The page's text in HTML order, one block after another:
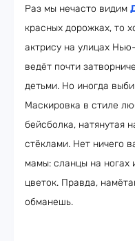
Раз мы нечасто видим
красных дорожках, то
актрису на улицах
ведёт почти
детьми. Но иногда
Маскировка в стиле
бейсболка, натянутая
стёклами. Нет ничего
мамы: сланцы на ногах
цветок. Правда,
обманешь.